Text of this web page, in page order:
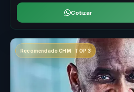
Cotizar
Recomendado CHM · TOP 3